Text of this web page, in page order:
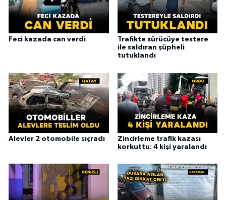
Feci kazada can verdi
Trafikte sürücüye testere
ile saldıran şüpheli
tutuklandı
Alevler 2 otomobile sıçradı
Zincirleme trafik kazası
korkuttu: 4 kişi yaralandı